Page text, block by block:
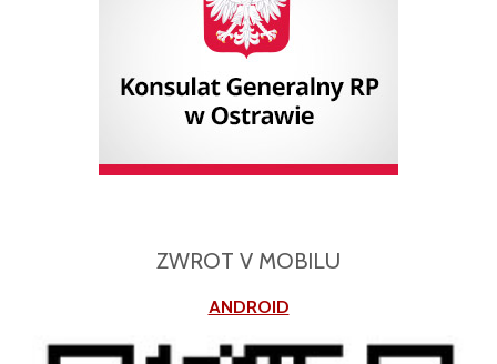
ZWROT V MOBILU
ANDROID